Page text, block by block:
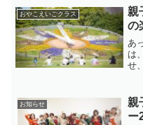
湯
ら
おやこえいごクラス
親
の
あ
は
せ
語
で
お知らせ
親
ー